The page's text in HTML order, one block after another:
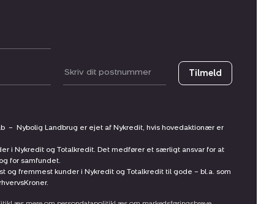
Postnummer Tilmeld
– Nybolig Landbrug er ejet af Nykredit, hvis hovedaktionær er
i Nykredit og Totalkredit. Det medfører et særligt ansvar for at
for samfundet.
og fremmest kunder i Nykredit og Totalkredit til gode – bl.a. som